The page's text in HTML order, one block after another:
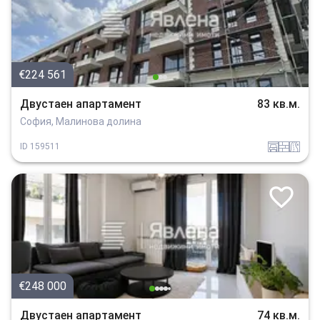
€224 561
Двустаен апартамент 83 кв.м.
София, Малинова долина
ID 159511 garajtuhla v_blizost_do_asfaltiran_put
€248 000
Двустаен апартамент 74 кв.м.